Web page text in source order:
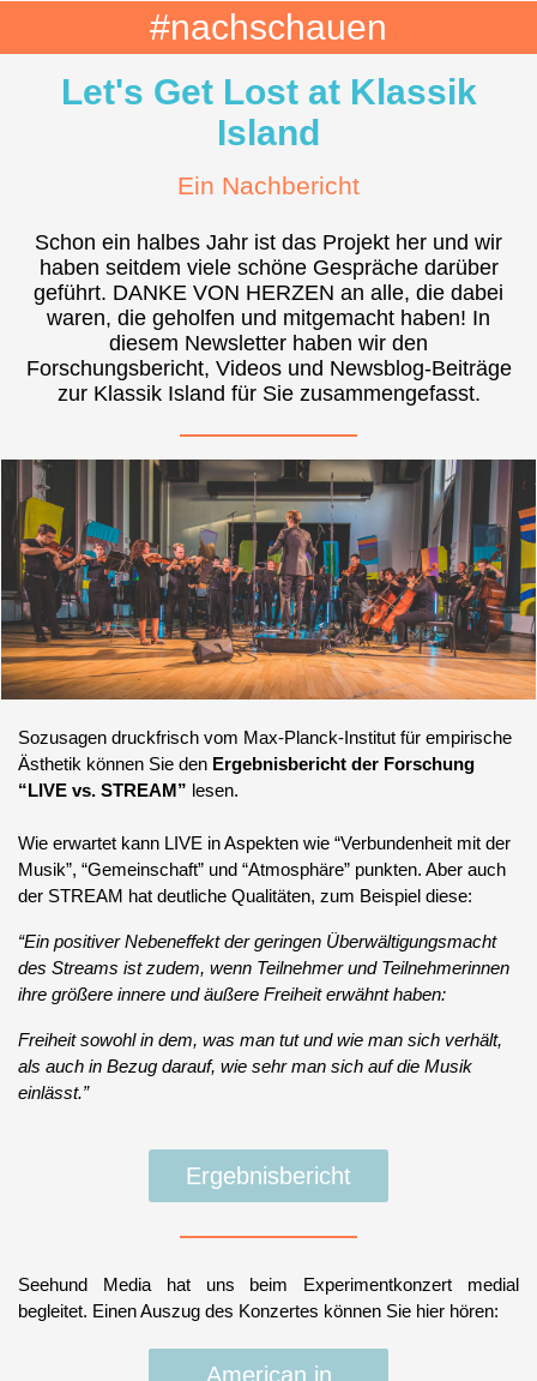
#nachschauen
Let's Get Lost at Klassik
Island
Ein Nachbericht
Schon ein halbes Jahr ist das Projekt her und wir
haben seitdem viele schöne Gespräche darüber
geführt. DANKE VON HERZEN an alle, die dabei
waren, die geholfen und mitgemacht haben! In
diesem Newsletter haben wir den
Forschungsbericht, Videos und Newsblog-Beiträge
zur Klassik Island für Sie zusammengefasst.
Sozusagen druckfrisch vom Max-Planck-Institut für empirische
Ästhetik können Sie den Ergebnisbericht der Forschung
“LIVE vs. STREAM” lesen.
Wie erwartet kann LIVE in Aspekten wie “Verbundenheit mit der
Musik”, “Gemeinschaft” und “Atmosphäre” punkten. Aber auch
der STREAM hat deutliche Qualitäten, zum Beispiel diese:
“Ein positiver Nebeneffekt der geringen Überwältigungsmacht
des Streams ist zudem, wenn Teilnehmer und Teilnehmerinnen
ihre größere innere und äußere Freiheit erwähnt haben:
Freiheit sowohl in dem, was man tut und wie man sich verhält,
als auch in Bezug darauf, wie sehr man sich auf die Musik
einlässt.”
Ergebnisbericht
Seehund Media hat uns beim Experimentkonzert medial
begleitet. Einen Auszug des Konzertes können Sie hier hören:
American in